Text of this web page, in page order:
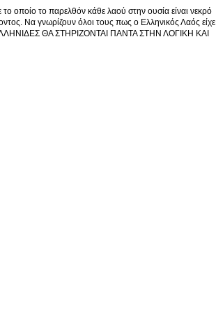
οποίο το παρελθόν κάθε λαού στην ουσία είναι νεκρό
Να γνωρίζουν όλοι τους πως ο Ελληνικός Λαός είχε
ΕΛΛΗΝΙΔΕΣ ΘΑ ΣΤΗΡΙΖΟΝΤΑΙ ΠΑΝΤΑ ΣΤΗΝ ΛΟΓΙΚΗ ΚΑΙ